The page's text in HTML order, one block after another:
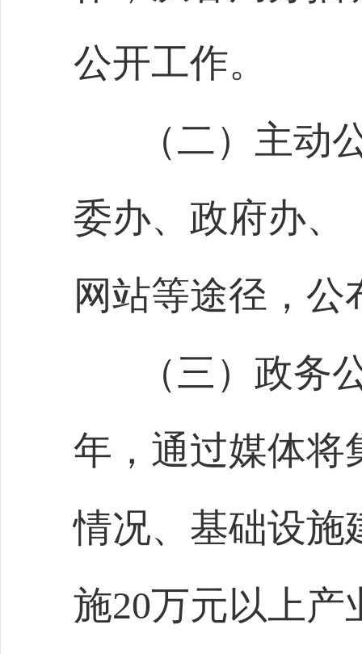
公开工作。
（二）主动
委办、政府办、
网站等途径，公
（三）政务
年，通过媒体将
情况、基础设施
施20万元以上产